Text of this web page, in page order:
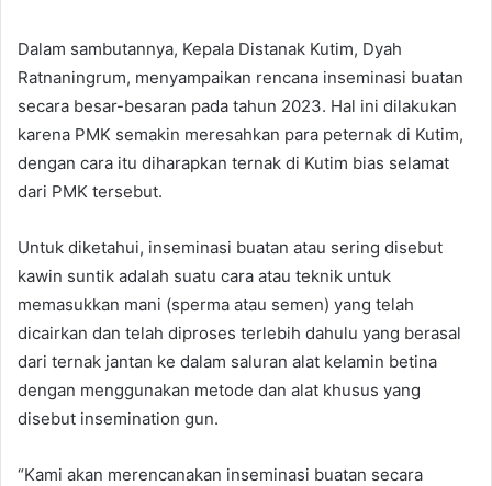
Dalam sambutannya, Kepala Distanak Kutim, Dyah
Ratnaningrum, menyampaikan rencana inseminasi buatan
secara besar-besaran pada tahun 2023. Hal ini dilakukan
karena PMK semakin meresahkan para peternak di Kutim,
dengan cara itu diharapkan ternak di Kutim bias selamat
dari PMK tersebut.
Untuk diketahui, inseminasi buatan atau sering disebut
kawin suntik adalah suatu cara atau teknik untuk
memasukkan mani (sperma atau semen) yang telah
dicairkan dan telah diproses terlebih dahulu yang berasal
dari ternak jantan ke dalam saluran alat kelamin betina
dengan menggunakan metode dan alat khusus yang
disebut insemination gun.
“Kami akan merencanakan inseminasi buatan secara